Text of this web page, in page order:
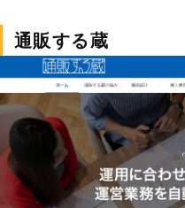
通販する蔵